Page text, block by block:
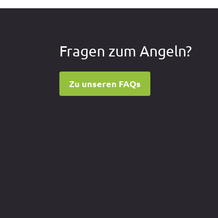
Fragen zum Angeln?
Zu unseren FAQs